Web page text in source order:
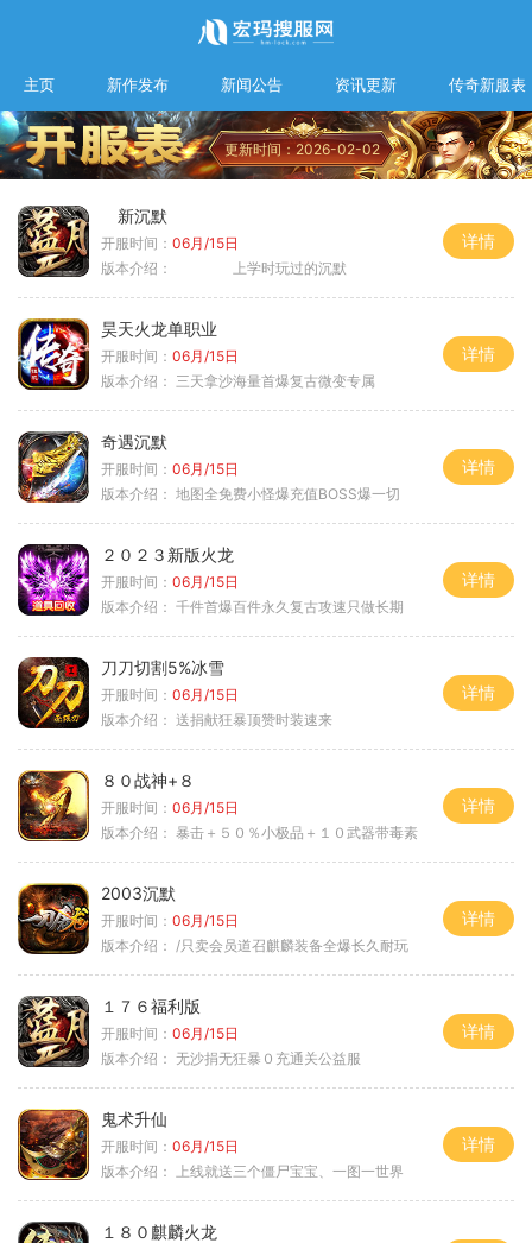
主页 新作发布 新闻公告 资讯更新 传奇新服表
更新时间：2026-02-02
新沉默
开服时间： 06月/15日
版本介绍：
上学时玩过的沉默
详情
昊天火龙单职业
开服时间： 06月/15日
版本介绍： 三天拿沙海量首爆复古微变专属
详情
奇遇沉默
开服时间： 06月/15日
版本介绍： 地图全免费小怪爆充值BOSS爆一切
详情
２０２３新版火龙
开服时间： 06月/15日
版本介绍： 千件首爆百件永久复古攻速只做长期
详情
刀刀切割5%冰雪
开服时间： 06月/15日
版本介绍： 送捐献狂暴顶赞时装速来
详情
８０战神+８
开服时间： 06月/15日
版本介绍： 暴击＋５０％小极品＋１０武器带毒素
详情
2003沉默
开服时间： 06月/15日
版本介绍： /只卖会员道召麒麟装备全爆长久耐玩
详情
１７６福利版
开服时间： 06月/15日
版本介绍： 无沙捐无狂暴０充通关公益服
详情
鬼术升仙
开服时间： 06月/15日
版本介绍：
上线就送三个僵尸宝宝、一图一世界
详情
１８０麒麟火龙